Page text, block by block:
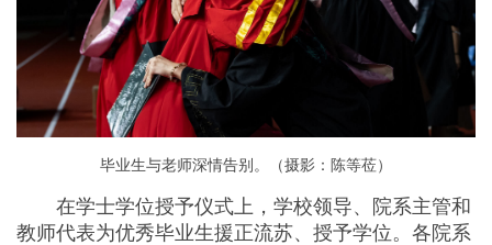
毕业生与老师深情告别。（摄影：陈等莅）
在学士学位授予仪式上，学校领导、院系主管和
教师代表为优秀毕业生援正流苏、授予学位。各院系